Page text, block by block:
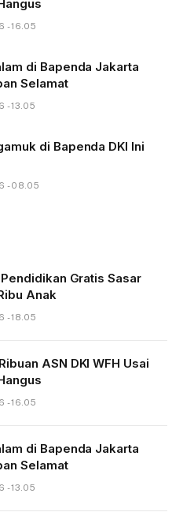
- 16.05
di Bapenda Jakarta
Selamat
- 13.05
di Bapenda DKI Ini
- 08.05
Gratis Sasar
Anak
- 18.05
ASN DKI WFH Usai
- 16.05
di Bapenda Jakarta
Selamat
- 13.05